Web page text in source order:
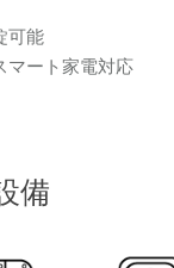
可能
マート家電対応
備